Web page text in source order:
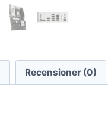
Recensioner (0)